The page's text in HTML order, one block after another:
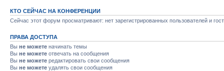
КТО СЕЙЧАС НА КОНФЕРЕНЦИИ
Сейчас этот форум просматривают: нет зарегистрированных пользователей и
ПРАВА ДОСТУПА
Вы не можете начинать темы
Вы не можете отвечать на сообщения
Вы не можете редактировать свои сообщения
Вы не можете удалять свои сообщения